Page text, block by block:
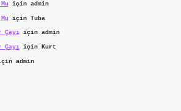
için admin
için Tuba
Çayıiçin admin
Çayıiçin Kurt
admin